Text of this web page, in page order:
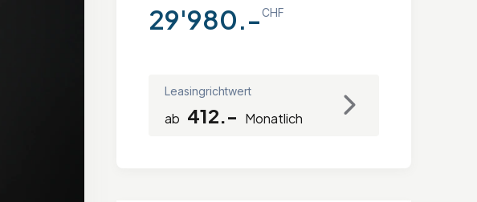
29'980.-CHF
Leasingrichtwert
ab 412.- Monatlich